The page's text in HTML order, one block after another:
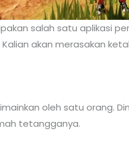
salah satu aplikasi
akan merasakan
oleh satu orang.
tetangganya.